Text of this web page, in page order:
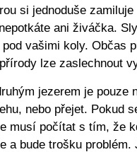
si jednoduše
ani živáčka.
vašimi koly. Občas
lze zaslechnout
jezerem je pouze
nebo přejet. Pokud
musí počítat s tím, že
a bude trošku problém.